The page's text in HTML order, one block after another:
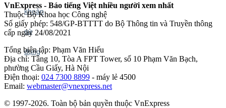
VnExpress - Báo tiếng Việt nhiều người xem nhất
Thuộc Bộ Khoa học Công nghệ
Số giấy phép: 548/GP-BTTTT do Bộ Thông tin và Truyền thông
cấp ngày 24/08/2021
Tổng biên tập: Phạm Văn Hiếu
Địa chỉ: Tầng 10, Tòa A FPT Tower, số 10 Phạm Văn Bạch,
phường Cầu Giấy, Hà Nội
Điện thoại: 024 7300 8899 - máy lẻ 4500
Email: webmaster@vnexpress.net
© 1997-2026. Toàn bộ bản quyền thuộc VnExpress